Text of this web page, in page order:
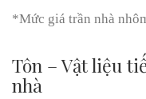
*Mức giá trần nhà
Tôn – Vật liệu
nhà